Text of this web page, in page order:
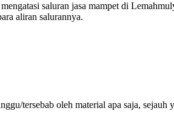
saluran jasa mampet di
aliran salurannya.
tersebab oleh material apa saja, sejauh